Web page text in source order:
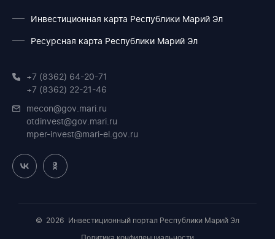
Инвестиционная карта Республики Марий Эл
Ресурсная карта Республики Марий Эл
+7 (8362) 64-20-71
+7 (8362) 22-21-46
mecon@gov.mari.ru
otdinvest@gov.mari.ru
mper-invest@mari-el.gov.ru
© 2026 Инвестиционный портал Республики Марий Эл